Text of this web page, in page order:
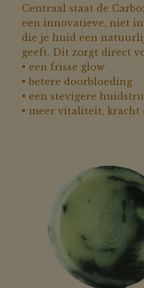
Centraal staat de
een innovatieve, niet
die je huid een
geeft. Dit zorgt direct
• een frisse glow
• betere doorbloeding
• een stevigere
• meer vitaliteit, kracht